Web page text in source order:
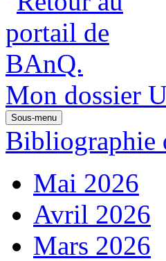
Mon dossier
Sous-menu
Bibliographie
Mai 2026
Avril 2026
Mars 2026